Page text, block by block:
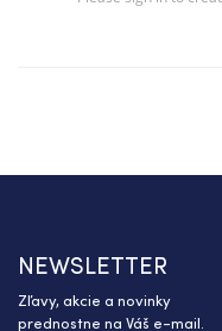
NEWSLETTER
Zľavy, akcie a novinky
prednostne na Váš e-mail.